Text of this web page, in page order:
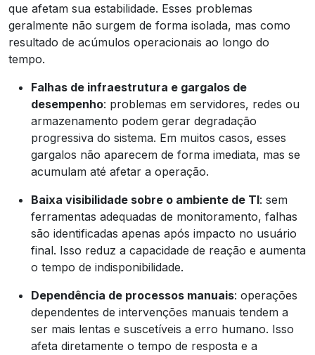
que afetam sua estabilidade. Esses problemas
geralmente não surgem de forma isolada, mas como
resultado de acúmulos operacionais ao longo do
tempo.
Falhas de infraestrutura e gargalos de
desempenho: problemas em servidores, redes ou
armazenamento podem gerar degradação
progressiva do sistema. Em muitos casos, esses
gargalos não aparecem de forma imediata, mas se
acumulam até afetar a operação.
Baixa visibilidade sobre o ambiente de TI: sem
ferramentas adequadas de monitoramento, falhas
são identificadas apenas após impacto no usuário
final. Isso reduz a capacidade de reação e aumenta
o tempo de indisponibilidade.
Dependência de processos manuais: operações
dependentes de intervenções manuais tendem a
ser mais lentas e suscetíveis a erro humano. Isso
afeta diretamente o tempo de resposta e a